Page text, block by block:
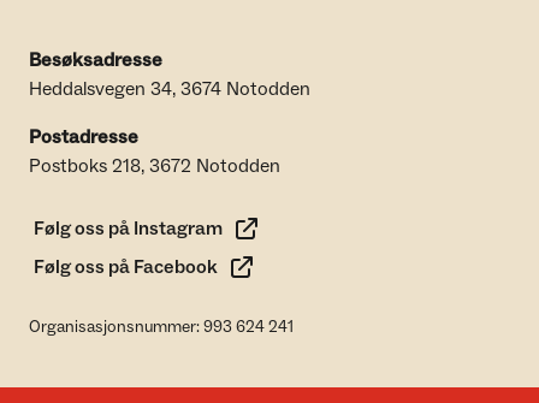
Besøksadresse
Heddalsvegen 34, 3674 Notodden
Postadresse
Postboks 218, 3672 Notodden
Følg oss på Instagram
Følg oss på Facebook
Organisasjonsnummer: 993 624 241